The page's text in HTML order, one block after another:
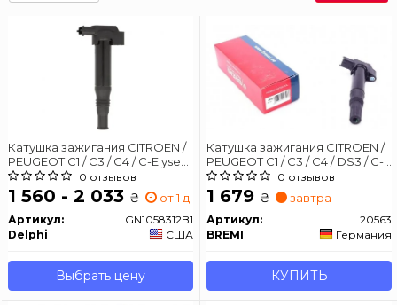
Катушка зажигания CITROEN /
PEUGEOT C1 / C3 / C4 / C-Elysee
/ DS3 / 301/308 12 -
0 отзывов
1 560 - 2 033 ₴ от 1 дн.
Артикул:
GN1058312B1
Delphi
США
Выбрать цену
Катушка зажигания CITROEN /
PEUGEOT C1 / C3 / C4 / DS3 / C-
Elysee 1,0-1,2 12 -0 отзывов
1 679 ₴ завтра
Артикул:
20563
BREMI
Германия
КУПИТЬ